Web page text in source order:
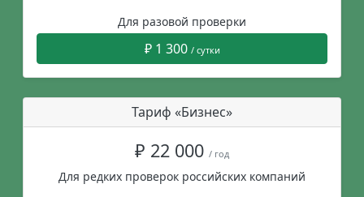
Для разовой проверки
₽ 1 300 / сутки
Тариф «Бизнес»
₽ 22 000 / год
Для редких проверок российских компаний